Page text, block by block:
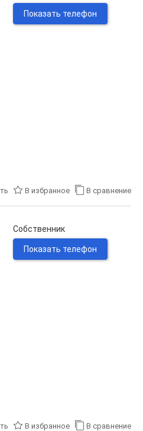
Показать телефон
В избранное В сравнение
Собственник
Показать телефон
В избранное В сравнение